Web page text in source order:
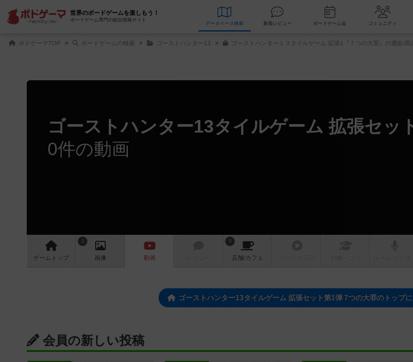
世界のボードゲームを楽しもう！
ボードゲーム専門の総合情報サイト
データベース 検索 新着レビュー ボードゲーム会
ボドゲーマTOP ボードゲームの検索 ゴーストハンター13 ゴーストハンター１３タイルゲーム 拡張1『７つの大罪』の通販/商
ゴーストハンター13タイルゲーム 拡張セッ
0件の動画
ゲーム トップ
1
画像 動画
5
店舗/カフェ
ゴーストハンター13タイルゲーム 拡張セット第1弾 7つの大罪のトップ
会員の新しい投稿